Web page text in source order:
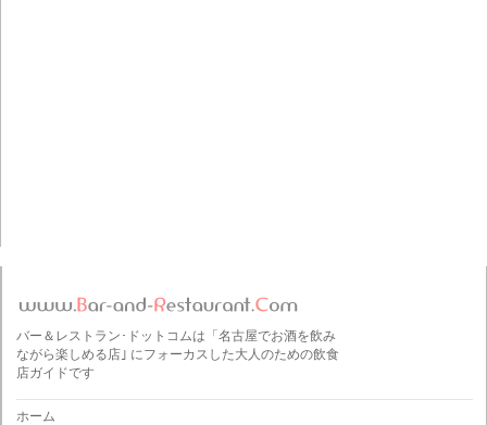
バー＆レストラン･ドットコムは「名古屋でお酒を飲み
ながら楽しめる店｣ にフォーカスした大人のための飲食
店ガイドです
ホーム